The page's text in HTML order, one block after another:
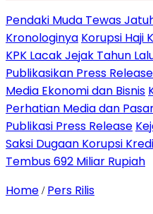
Pendaki Muda Tewas
Kronologinya Korupsi Haji
KPK Lacak Jejak Tahun
Publikasikan Press
Media Ekonomi dan Bisnis
Perhatian Media dan
Publikasi Press Release
Saksi Dugaan Korupsi
Tembus 692 Miliar Rupiah
Home / Pers Rilis